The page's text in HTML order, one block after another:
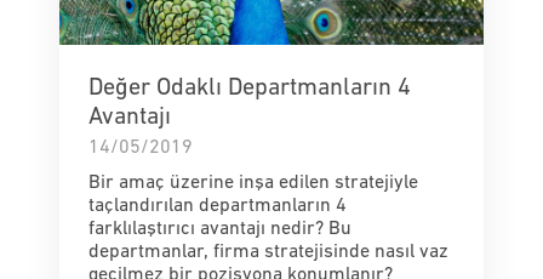
Değer Odaklı Departmanların 4
Avantajı
14/05/2019
Bir amaç üzerine inşa edilen stratejiyle
taçlandırılan departmanların 4
farklılaştırıcı avantajı nedir? Bu
departmanlar, firma stratejisinde nasıl vaz
geçilmez bir pozisyona konumlanır?